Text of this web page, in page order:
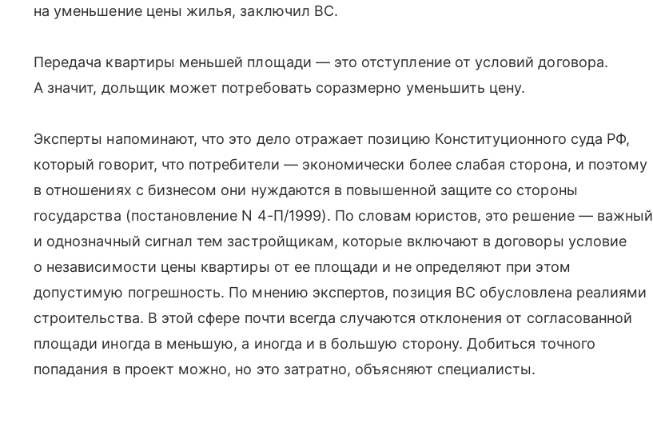
на уменьшение цены жилья, заключил ВС.
Передача квартиры меньшей площади — это отступление от условий договора.
А значит, дольщик может потребовать соразмерно уменьшить цену.
Эксперты напоминают, что это дело отражает позицию Конституционного суда РФ,
который говорит, что потребители — экономически более слабая сторона, и поэтому
в отношениях с бизнесом они нуждаются в повышенной защите со стороны
государства (постановление N 4-П/1999). По словам юристов, это решение — важный
и однозначный сигнал тем застройщикам, которые включают в договоры условие
о независимости цены квартиры от ее площади и не определяют при этом
допустимую погрешность. По мнению экспертов, позиция ВС обусловлена реалиями
строительства. В этой сфере почти всегда случаются отклонения от согласованной
площади иногда в меньшую, а иногда и в большую сторону. Добиться точного
попадания в проект можно, но это затратно, объясняют специалисты.